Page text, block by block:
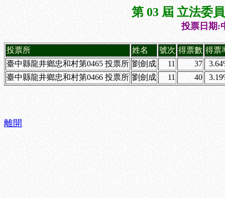
第 03 屆 立法委
投票日期:
投票所 姓名 號次 得票數 得票
臺中縣龍井鄉忠和村第0465 投票所 劉劍成 11 37
臺中縣龍井鄉忠和村第0466 投票所 劉劍成 11 40
離開